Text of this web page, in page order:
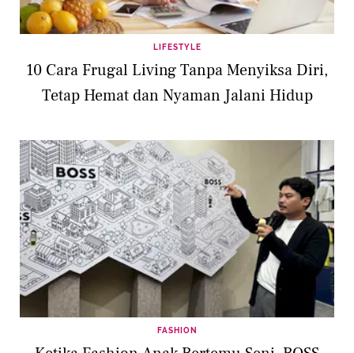
LIFESTYLE
10 Cara Frugal Living Tanpa Menyiksa Diri,
Tetap Hemat dan Nyaman Jalani Hidup
FASHION